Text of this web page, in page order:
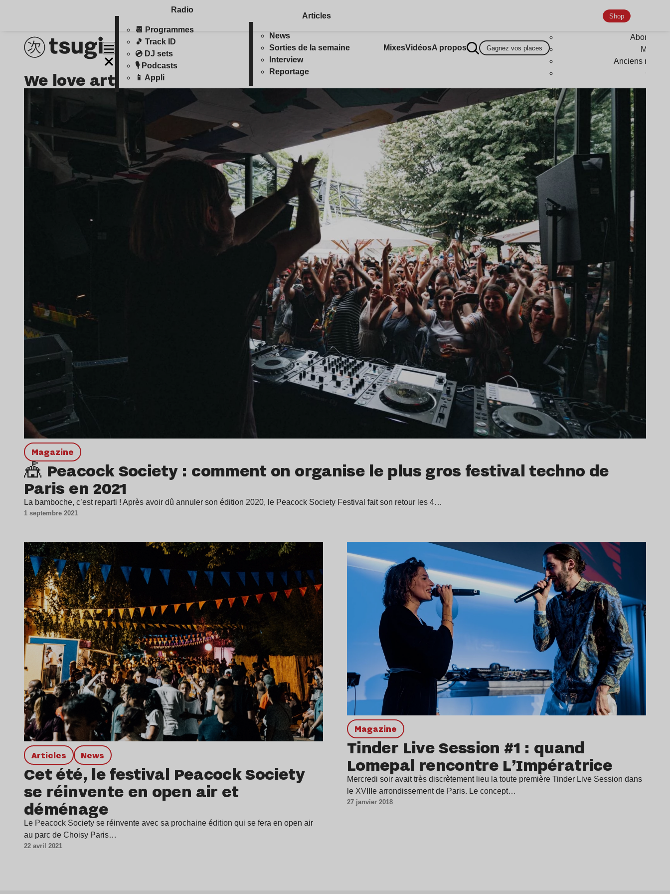
Radio
📆 Programmes
🎵 Track ID
💿 DJ sets
🎙️ Podcasts
📱 Appli
Articles
News
Sorties de la semaine
Interview
Reportage
MixesVidéosA propos Gagnez vos places
Shop
Anciens
we love art
magazine
🎪 Peacock Society : comment on organise le plus gros festival techno de
Paris en 2021
La bamboche, c’est reparti ! Après avoir dû annuler son édition 2020, le Peacock Society Festival fait son retour les 4…
1 septembre 2021
Articles news
Cet été, le festival Peacock Society
se réinvente en open air et
déménage
Le Peacock Society se réinvente avec sa prochaine édition qui se fera en open air
au parc de Choisy Paris…
22 avril 2021
magazine
Tinder Live Session #1 : quand
Lomepal rencontre L’Impératrice
Mercredi soir avait très discrètement lieu la toute première Tinder Live Session dans
le XVIIIe arrondissement de Paris. Le concept…
27 janvier 2018